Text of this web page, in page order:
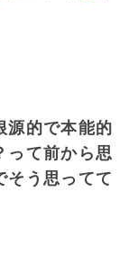
源的で本能的
って前から思
そう思ってて